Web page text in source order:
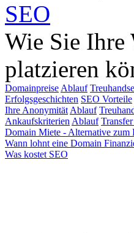
SEO
Wie Sie Ihre
platzieren
Domainpreise Ablauf
Erfolgsgeschichten SEO Vorteile
Ihre Anonymität Ablauf
Ankaufskriterien Ablauf
Domain Miete - Alternative zum
Wann lohnt eine Domain
Was kostet SEO